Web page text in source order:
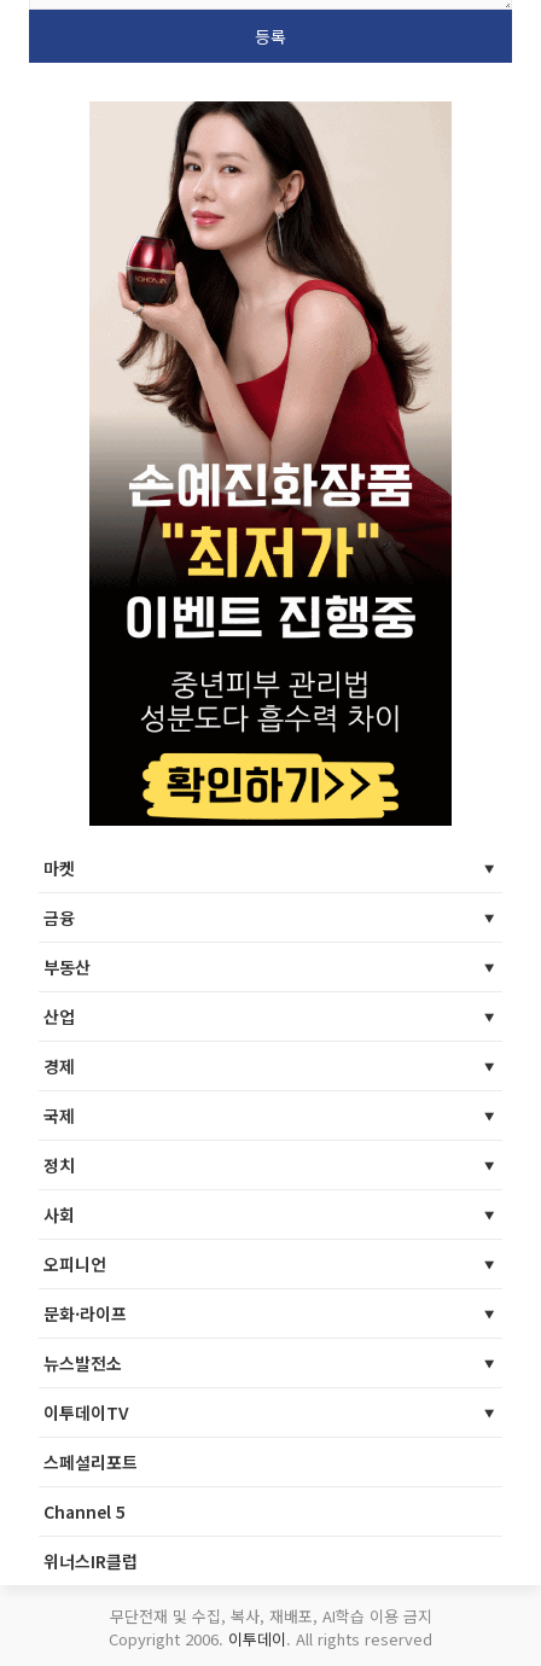
마켓
금융
부동산
산업
경제
국제
정치
사회
오피니언
문화·라이프
뉴스발전소
이투데이TV
스페셜리포트
Channel 5
위너스IR클럽
무단전재 및 수집, 복사, 재배포, AI학습 이용 금지
Copyright 2006. 이투데이. All rights reserved